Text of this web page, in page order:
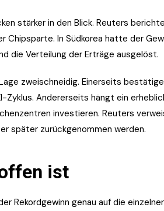
stärker in den Blick. Reuters
Chipsparte. In Südkorea hatte der
die Verteilung der Erträge ausgelöst.
zweischneidig. Einerseits
Zyklus. Andererseits hängt ein
investieren. Reuters
später zurückgenommen werden.
ist
Rekordgewinn genau auf die